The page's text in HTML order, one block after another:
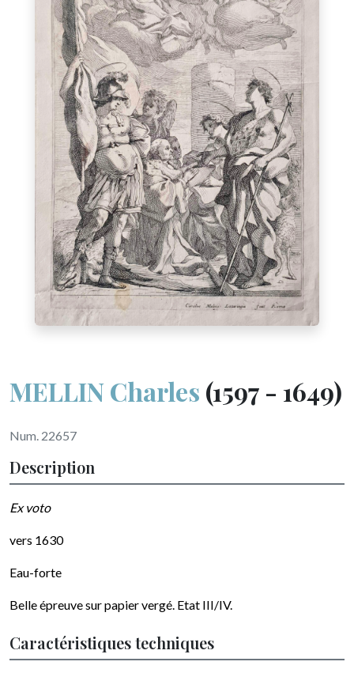
MELLIN Charles (1597 - 1649)
Num. 22657
Description
Ex voto
vers 1630
Eau-forte
Belle épreuve sur papier vergé. Etat III/IV.
Caractéristiques techniques